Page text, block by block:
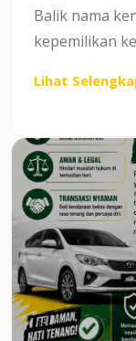
Balik nama
kepemilikan
kendaraan
Lihat